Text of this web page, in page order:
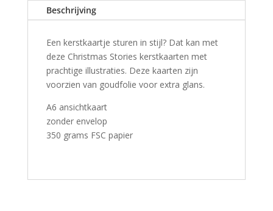
aantal
Beschrijving
Een kerstkaartje sturen in stijl? Dat kan met
deze Christmas Stories kerstkaarten met
prachtige illustraties. Deze kaarten zijn
voorzien van goudfolie voor extra glans.
A6 ansichtkaart
zonder envelop
350 grams FSC papier